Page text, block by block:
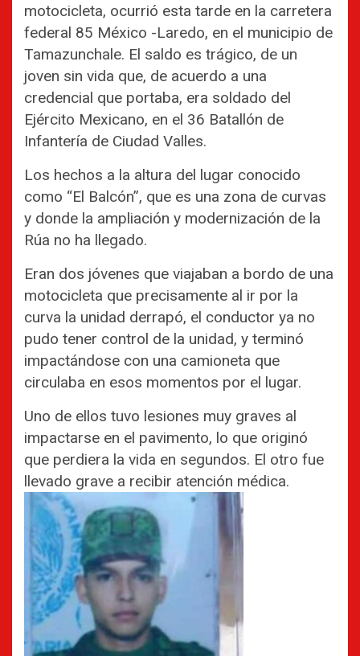
motocicleta, ocurrió esta tarde en la carretera
federal 85 México -Laredo, en el municipio de
Tamazunchale. El saldo es trágico, de un
joven sin vida que, de acuerdo a una
credencial que portaba, era soldado del
Ejército Mexicano, en el 36 Batallón de
Infantería de Ciudad Valles.
Los hechos a la altura del lugar conocido
como “El Balcón”, que es una zona de curvas
y donde la ampliación y modernización de la
Rúa no ha llegado.
Eran dos jóvenes que viajaban a bordo de una
motocicleta que precisamente al ir por la
curva la unidad derrapó, el conductor ya no
pudo tener control de la unidad, y terminó
impactándose con una camioneta que
circulaba en esos momentos por el lugar.
Uno de ellos tuvo lesiones muy graves al
impactarse en el pavimento, lo que originó
que perdiera la vida en segundos. El otro fue
llevado grave a recibir atención médica.